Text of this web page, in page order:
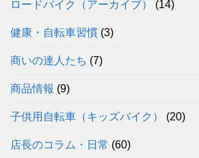
ロードバイク（アーカイブ） (14)
健康・自転車習慣 (3)
商いの達人たち (7)
商品情報 (9)
子供用自転車（キッズバイク） (20)
店長のコラム・日常 (60)